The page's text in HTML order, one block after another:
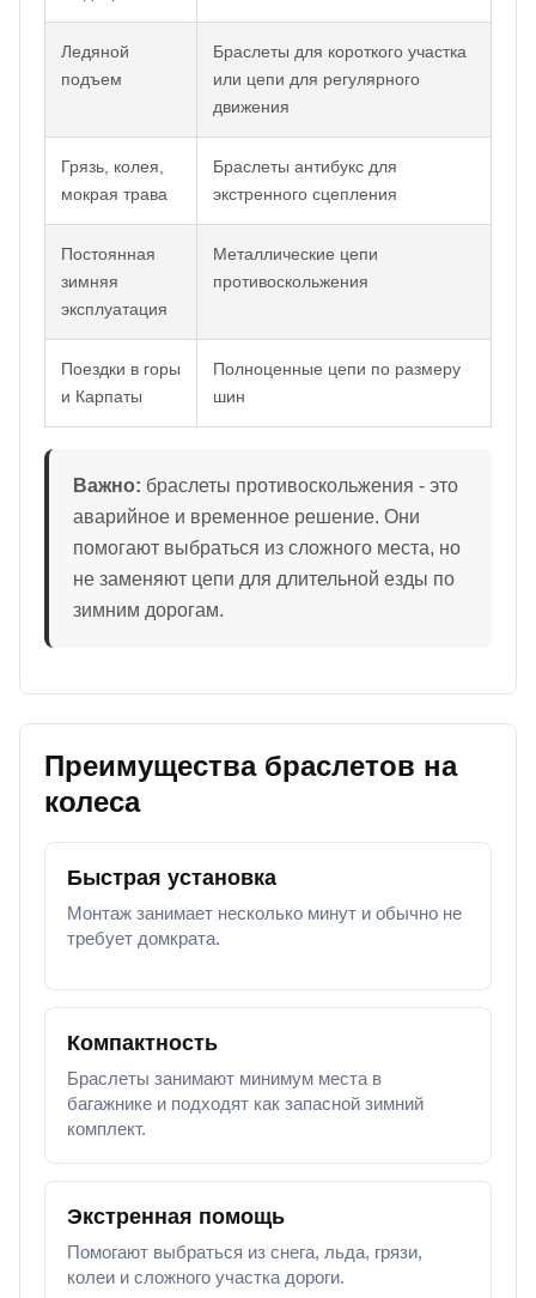
Ледяной
подъем
Браслеты для короткого участка
или цепи для регулярного
движения
Грязь, колея,
мокрая трава
Браслеты антибукс для
экстренного сцепления
Постоянная
зимняя
эксплуатация
Металлические цепи
противоскольжения
Поездки в горы
и Карпаты
Полноценные цепи по размеру
шин
Важно: браслеты противоскольжения - это
аварийное и временное решение. Они
помогают выбраться из сложного места, но
не заменяют цепи для длительной езды по
зимним дорогам.
Преимущества браслетов на
колеса
Быстрая установка
Монтаж занимает несколько минут и обычно не
требует домкрата.
Компактность
Браслеты занимают минимум места в
багажнике и подходят как запасной зимний
комплект.
Экстренная помощь
Помогают выбраться из снега, льда, грязи,
колеи и сложного участка дороги.